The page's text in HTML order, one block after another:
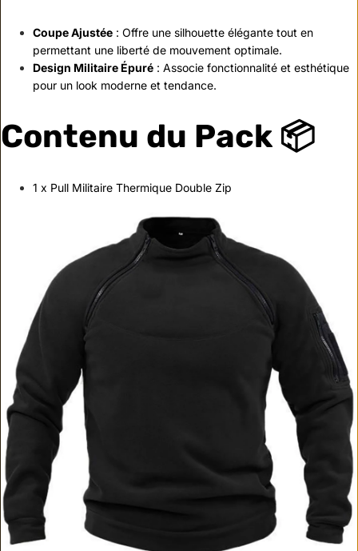
Coupe Ajustée : Offre une silhouette élégante tout en
permettant une liberté de mouvement optimale.
Design Militaire Épuré : Associe fonctionnalité et esthétique
pour un look moderne et tendance.
Contenu du Pack 📦
1 x Pull Militaire Thermique Double Zip